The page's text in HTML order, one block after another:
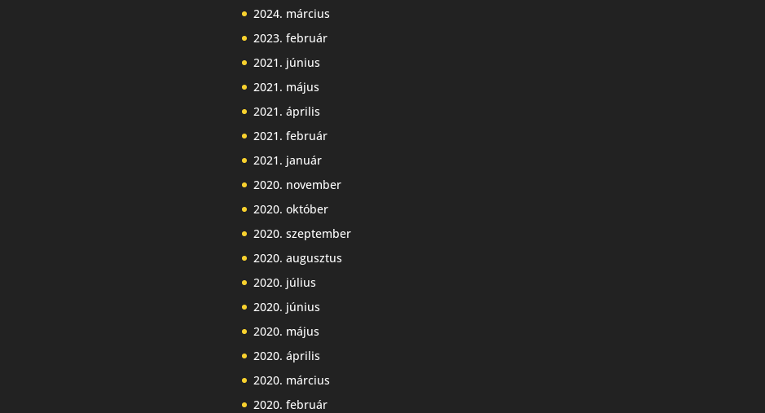
2024. március
2023. február
2021. június
2021. május
2021. április
2021. február
2021. január
2020. november
2020. október
2020. szeptember
2020. augusztus
2020. július
2020. június
2020. május
2020. április
2020. március
2020. február